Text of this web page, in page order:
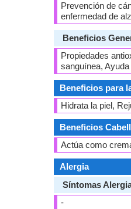
Prevención de
enfermedad de
Beneficios
Propiedades
sanguínea,
Beneficios para
Hidrata la piel,
Beneficios
Actúa como
Alergia
Síntomas
-